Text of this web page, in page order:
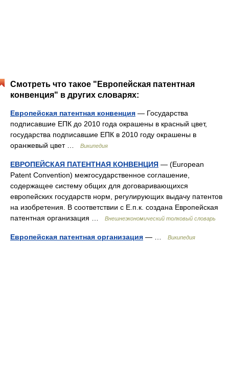
Смотреть что такое "Европейская патентная
конвенция" в других словарях:
Европейская патентная конвенция — Государства
подписавшие ЕПК до 2010 года окрашены в красный цвет,
государства подписавшие ЕПК в 2010 году окрашены в
оранжевый цвет …
Википедия
ЕВРОПЕЙСКАЯ ПАТЕНТНАЯ КОНВЕНЦИЯ — (European
Patent Convention) межгосударственное соглашение,
содержащее систему общих для договаривающихся
европейских государств норм, регулирующих выдачу патентов
на изобретения. В соответствии с Е.п.к. создана Европейская
патентная организация …
Внешнеэкономический толковый словарь
Европейская патентная организация — … Википедия